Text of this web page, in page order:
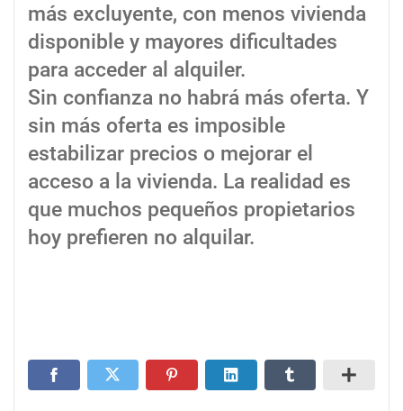
más excluyente, con menos vivienda
disponible y mayores dificultades
para acceder al alquiler.
Sin confianza no habrá más oferta. Y
sin más oferta es imposible
estabilizar precios o mejorar el
acceso a la vivienda. La realidad es
que muchos pequeños propietarios
hoy prefieren no alquilar.